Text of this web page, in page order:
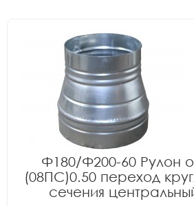
Ф180/Ф200-60 Рулон
(08ПС)0.50 переход
сечения